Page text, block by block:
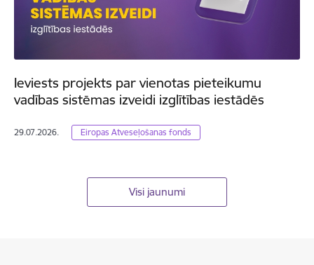
Ieviests projekts par vienotas pieteikumu
vadības sistēmas izveidi izglītības iestādēs
29.07.2026. Eiropas Atveseļošanas fonds
Visi jaunumi